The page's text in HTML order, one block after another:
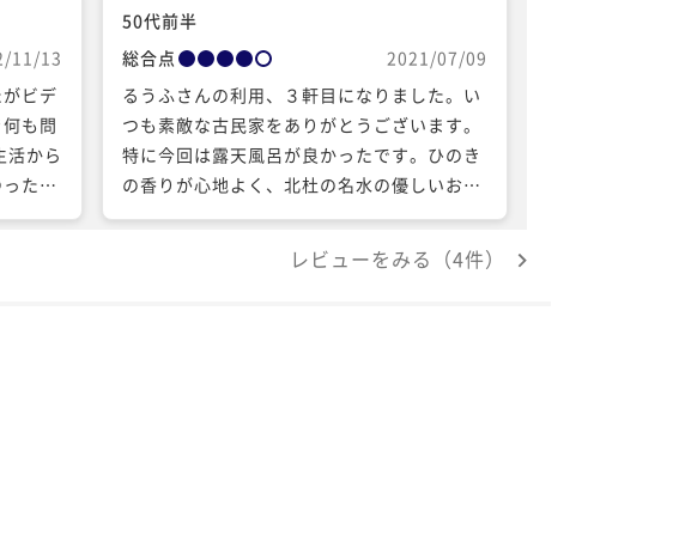
11/13
ビデ
も問
活から
たり
隣の蔵
50代前半
総合点
2021/07/09
るうふさんの利用、３軒目になりました。い
つも素敵な古民家をありがとうございます。
特に今回は露天風呂が良かったです。ひのき
の香りが心地よく、北杜の名水の優しいお湯
が温泉のようにすべすべして、４回も入って
しまいました！ ちょうど、ツバメが雛に餌を
あげる光景も楽しめましたし、夜はホタルも
レビューをみる（4件）